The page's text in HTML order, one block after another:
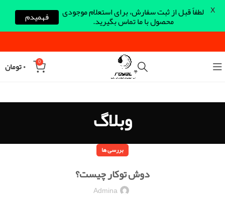
0 ۰تومان
وبلاگ
بررسی ها
دوش توکار چیست؟
Admina
لطفاً قبل از ثبت سفارش، برای استعلام موجودی
محصول با ما تماس بگیرید. فهمیدم X